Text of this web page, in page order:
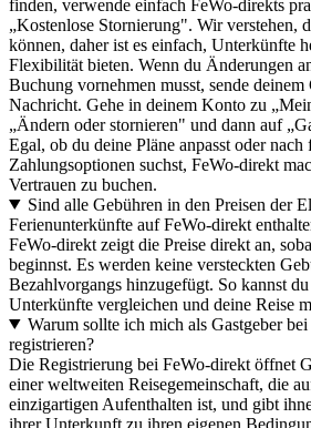
finden, verwende einfach FeWo-direkts
„Kostenlose Stornierung". Wir verstehen,
können, daher ist es einfach, Unterkünfte
Flexibilität bieten. Wenn du Änderungen
Buchung vornehmen musst, sende deinem
Nachricht. Gehe in deinem Konto zu
„Ändern oder stornieren" und dann auf
Egal, ob du deine Pläne anpasst oder nach
Zahlungsoptionen suchst, FeWo-direkt
Vertrauen zu buchen.
Sind alle Gebühren in den Preisen der
Ferienunterkünfte auf FeWo-direkt
FeWo-direkt zeigt die Preise direkt an,
beginnst. Es werden keine versteckten
Bezahlvorgangs hinzugefügt. So kannst
Unterkünfte vergleichen und deine Reise
Warum sollte ich mich als Gastgeber
registrieren?
Die Registrierung bei FeWo-direkt öffnet
einer weltweiten Reisegemeinschaft, die
einzigartigen Aufenthalten ist, und gibt
ihrer Unterkunft zu ihren eigenen